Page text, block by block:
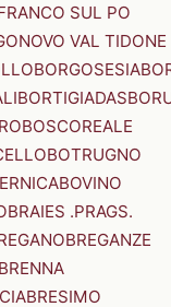
SUL PO
VAL TIDONE
BORGOSESIA
BORTIGIADAS
BOSCOREALE
BOTRUGNO
BOVINO
BRAIES .PRAGS.
BREGANZE
BRENNA
BRESIMO